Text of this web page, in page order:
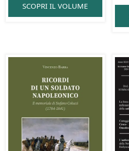
SCOPRI IL VOLUME